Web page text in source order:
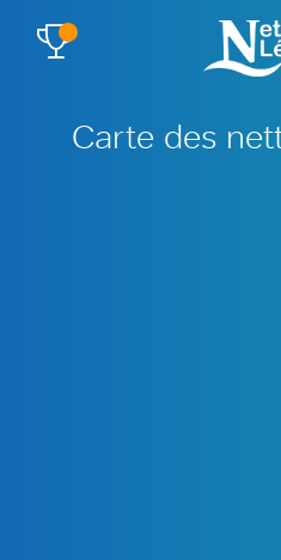
Carte des